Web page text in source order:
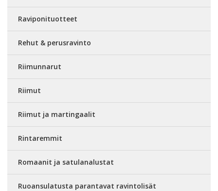
Raviponituotteet
Rehut & perusravinto
Riimunnarut
Riimut
Riimut ja martingaalit
Rintaremmit
Romaanit ja satulanalustat
Ruoansulatusta parantavat ravintolisät